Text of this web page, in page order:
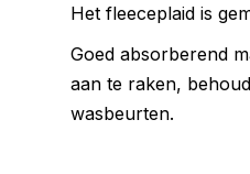
Het fleeceplaid is
Goed absorberend
aan te raken,
wasbeurten.